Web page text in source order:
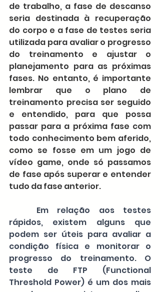
de trabalho, a fase de descanso
seria destinada à recuperação
do corpo e a fase de testes seria
utilizada para avaliar o progresso
do treinamento e ajustar o
planejamento para as próximas
fases. No entanto, é importante
lembrar que o plano de
treinamento precisa ser seguido
e entendido, para que possa
passar para a próxima fase com
todo conhecimento bem aferido,
como se fosse em um jogo de
vídeo game, onde só passamos
de fase após superar e entender
tudo da fase anterior.
Em relação aos testes
rápidos, existem alguns que
podem ser úteis para avaliar a
condição física e monitorar o
progresso do treinamento. O
teste de FTP (Functional
Threshold Power) é um dos mais